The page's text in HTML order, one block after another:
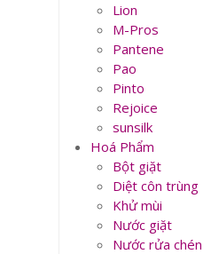
Lion
M-Pros
Pantene
Pao
Pinto
Rejoice
sunsilk
Hoá Phẩm
Bột giặt
Diệt côn trùng
Khử mùi
Nước giặt
Nước rửa chén